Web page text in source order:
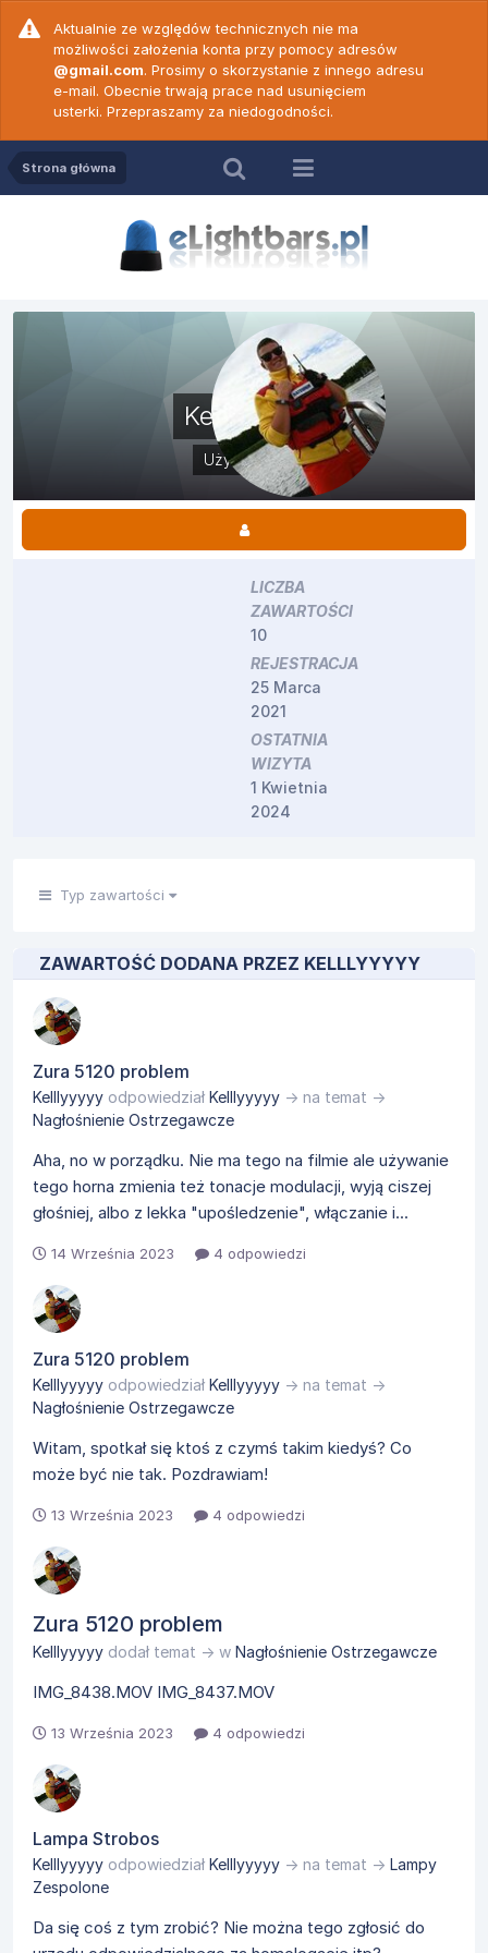
Aktualnie ze względów technicznych nie ma
możliwości założenia konta przy pomocy adresów
@gmail.com. Prosimy o skorzystanie z innego adresu
e-mail. Obecnie trwają prace nad usunięciem
usterki. Przepraszamy za niedogodności.
Strona główna
Kelllyyyyy
Użytkownik
LICZBA
ZAWARTOŚCI
10
REJESTRACJA
25 Marca
2021
OSTATNIA
WIZYTA
1 Kwietnia
2024
Typ zawartości
ZAWARTOŚĆ DODANA PRZEZ KELLLYYYYY
Zura 5120 problem
Kelllyyyyy odpowiedział Kelllyyyyy → na temat →
Nagłośnienie Ostrzegawcze
Aha, no w porządku. Nie ma tego na filmie ale używanie
tego horna zmienia też tonacje modulacji, wyją ciszej
głośniej, albo z lekka "upośledzenie", włączanie i...
14 Września 2023 4 odpowiedzi
Zura 5120 problem
Kelllyyyyy odpowiedział Kelllyyyyy → na temat →
Nagłośnienie Ostrzegawcze
Witam, spotkał się ktoś z czymś takim kiedyś? Co
może być nie tak. Pozdrawiam!
13 Września 2023 4 odpowiedzi
Zura 5120 problem
Kelllyyyyy dodał temat → w Nagłośnienie Ostrzegawcze
IMG_8438.MOV IMG_8437.MOV
13 Września 2023 4 odpowiedzi
Lampa Strobos
Kelllyyyyy odpowiedział Kelllyyyyy → na temat → Lampy
Zespolone
Da się coś z tym zrobić? Nie można tego zgłosić do